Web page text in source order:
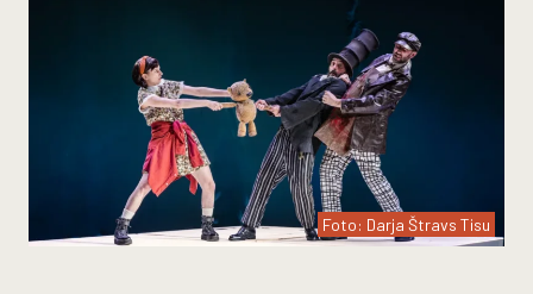
Foto: Darja Štravs Tisu